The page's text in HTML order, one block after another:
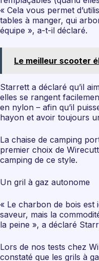
« Cela vous permet
tables à manger, qui
équipe », a-t-il déclaré.
Le meilleur scooter
Starrett a déclaré qu’il
elles se rangent
en nylon – afin qu’il
hayon et avoir toujours
La chaise de camping
premier choix de
camping de ce style.
Un gril à gaz autonome
« Le charbon de bois est
saveur, mais la
la peine », a déclaré
Lors de nos tests chez
constaté que les grils à